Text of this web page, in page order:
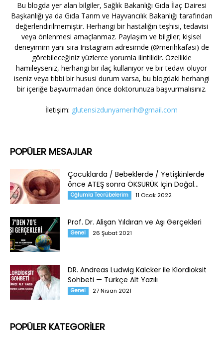
Bu blogda yer alan bilgiler, Sağlık Bakanlığı Gıda İlaç Dairesi
Başkanlığı ya da Gıda Tarım ve Hayvancılık Bakanlığı tarafından
değerlendirilmemiştir. Herhangi bir hastalığın teşhisi, tedavisi
veya önlenmesi amaçlanmaz. Paylaşım ve bilgiler; kişisel
deneyimim yanı sıra Instagram adresimde (@merihkafasi) de
görebileceğiniz yüzlerce yorumla ilintilidir. Özellikle
hamileyseniz, herhangi bir ilaç kullanıyor ve bir tedavi oluyor
iseniz veya tıbbi bir hususi durum varsa, bu blogdaki herhangi
bir içeriğe başvurmadan önce doktorunuza başvurmalısınız.
İletişim: glutensizdunyamerih@gmail.com
POPÜLER MESAJLAR
Çocuklarda / Bebeklerde / Yetişkinlerde
önce ATEŞ sonra ÖKSÜRÜK İçin Doğal...
Oğlumla Tecrübelerim 11 Ocak 2022
Prof. Dr. Alişan Yıldıran ve Aşı Gerçekleri
Genel 26 Şubat 2021
DR. Andreas Ludwig Kalcker ile Klordioksit
Sohbeti — Türkçe Alt Yazılı
Genel 27 Nisan 2021
POPÜLER KATEGORİLER